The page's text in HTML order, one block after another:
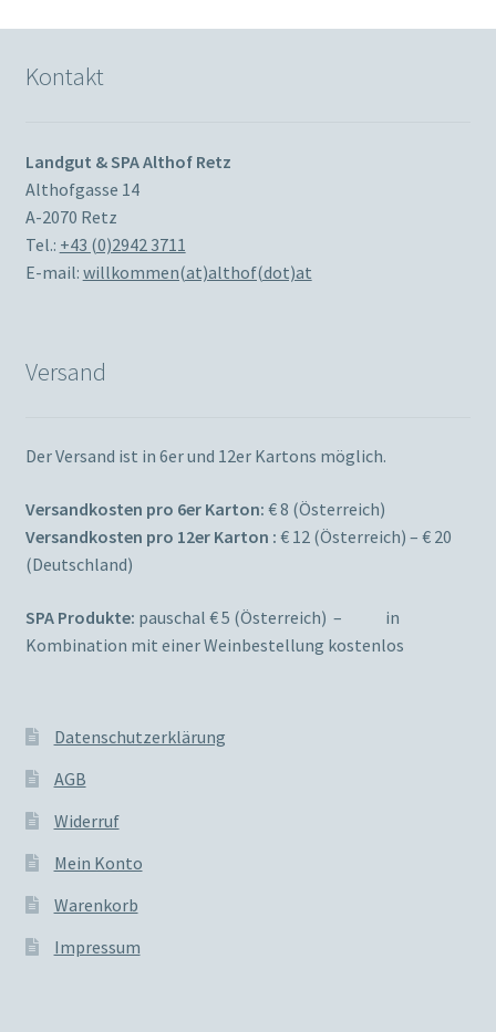
Kontakt
Landgut & SPA Althof Retz
Althofgasse 14
A-2070 Retz
Tel.: +43 (0)2942 3711
E-mail: willkommen(at)althof(dot)at
Versand
Der Versand ist in 6er und 12er Kartons möglich.
Versandkosten pro 6er Karton: € 8 (Österreich)
Versandkosten pro 12er Karton : € 12 (Österreich) – € 20
(Deutschland)
SPA Produkte: pauschal € 5 (Österreich) – in
Kombination mit einer Weinbestellung kostenlos
Datenschutzerklärung
AGB
Widerruf
Mein Konto
Warenkorb
Impressum